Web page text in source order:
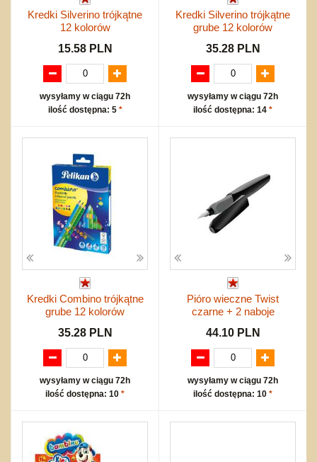
Kredki Silverino trójkątne
12 kolorów
15.58 PLN
wysyłamy w ciągu 72h
ilość dostępna: 5 *
Kredki Silverino trójkątne
grube 12 kolorów
35.28 PLN
wysyłamy w ciągu 72h
ilość dostępna: 14 *
Kredki Combino trójkątne
grube 12 kolorów
35.28 PLN
wysyłamy w ciągu 72h
ilość dostępna: 10 *
Pióro wieczne Twist
czarne + 2 naboje
44.10 PLN
wysyłamy w ciągu 72h
ilość dostępna: 10 *